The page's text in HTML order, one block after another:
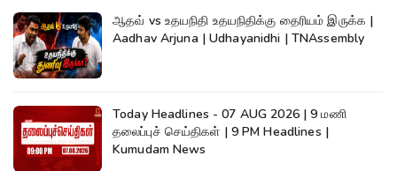
ஆதவ் vs உதயநிதி உதயநிதிக்கு தைரியம் இருக்க |
Aadhav Arjuna | Udhayanidhi | TNAssembly
Today Headlines - 07 AUG 2026 | 9 மணி
தலைப்புச் செய்திகள் | 9 PM Headlines |
Kumudam News